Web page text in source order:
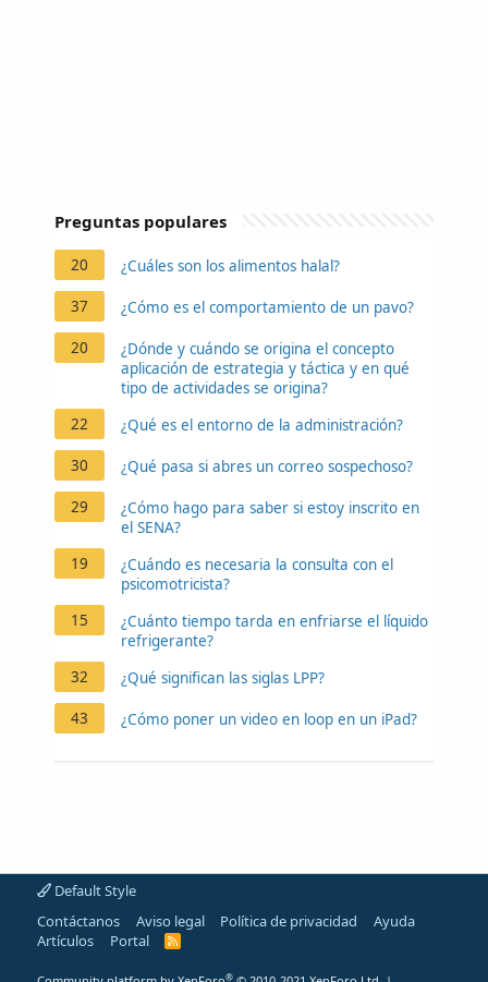
Preguntas populares
20 ¿Cuáles son los alimentos halal?
37 ¿Cómo es el comportamiento de un pavo?
20
¿Dónde y cuándo se origina el concepto
aplicación de estrategia y táctica y en qué
tipo de actividades se origina?
22
¿Qué es el entorno de la administración?
30 ¿Qué pasa si abres un correo sospechoso?
29
¿Cómo hago para saber si estoy inscrito en
el SENA?
19
¿Cuándo es necesaria la consulta con el
psicomotricista?
15
¿Cuánto tiempo tarda en enfriarse el líquido
refrigerante?
32
¿Qué significan las siglas LPP?
43 ¿Cómo poner un video en loop en un iPad?
Default Style
Contáctanos
Aviso legal Política de privacidad
Ayuda
Artículos
Portal
R
®